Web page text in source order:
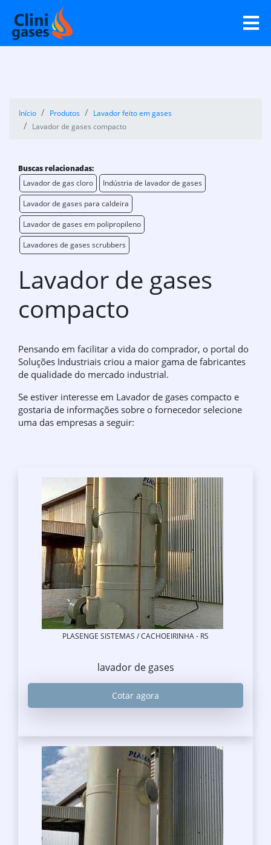
Início Produtos
Lavador feito em gases
Lavador de gases compacto
Buscas relacionadas:
Lavador de gas cloro
Indústria de lavador de gases
Lavador de gases para caldeira
Lavador de gases em polipropileno
Lavadores de gases scrubbers
Lavador de gases
compacto
Pensando em facilitar a vida do comprador, o portal do
Soluções Industriais criou a maior gama de fabricantes
de qualidade do mercado industrial.
Se estiver interesse em Lavador de gases compacto e
gostaria de informações sobre o fornecedor selecione
uma das empresas a seguir:
PLASENGE SISTEMAS / CACHOEIRINHA - RS
lavador de gases
Cotar agora